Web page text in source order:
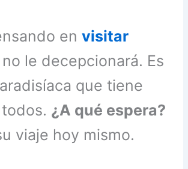
envisitar
no le decepcionará. Es
que tiene
¿A qué espera?
viaje hoy mismo.